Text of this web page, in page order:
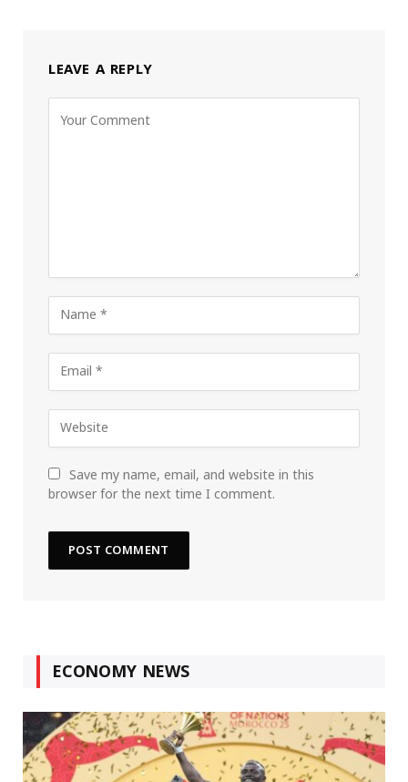
LEAVE A REPLY
Save my name, email, and website in this
browser for the next time I comment.
ECONOMY NEWS